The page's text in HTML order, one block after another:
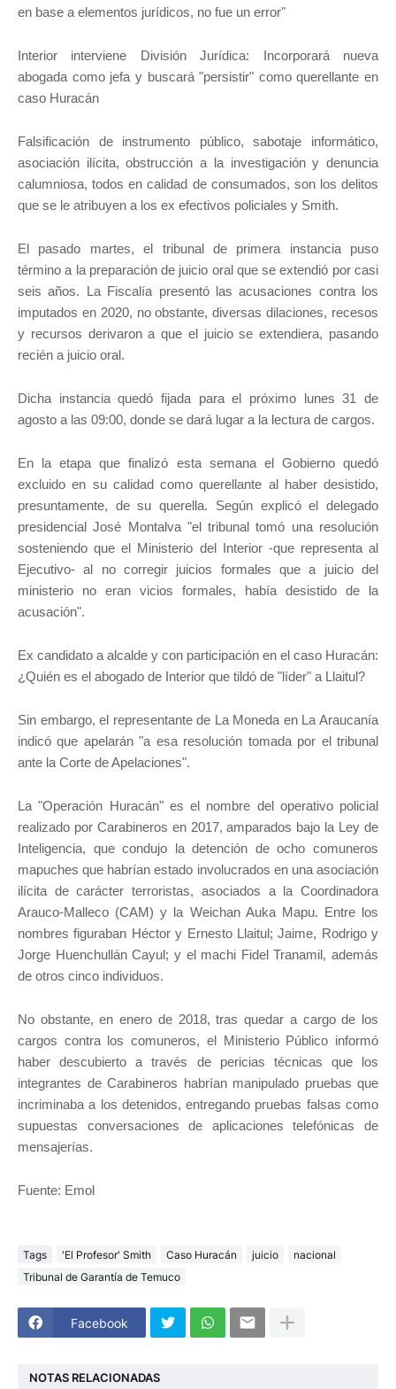
en base a elementos jurídicos, no fue un error"
Interior interviene División Jurídica: Incorporará nueva
abogada como jefa y buscará "persistir" como querellante en
caso Huracán
Falsificación de instrumento público, sabotaje informático,
asociación ilícita, obstrucción a la investigación y denuncia
calumniosa, todos en calidad de consumados, son los delitos
que se le atribuyen a los ex efectivos policiales y Smith.
El pasado martes, el tribunal de primera instancia puso
término a la preparación de juicio oral que se extendió por casi
seis años. La Fiscalía presentó las acusaciones contra los
imputados en 2020, no obstante, diversas dilaciones, recesos
y recursos derivaron a que el juicio se extendiera, pasando
recién a juicio oral.
Dicha instancia quedó fijada para el próximo lunes 31 de
agosto a las 09:00, donde se dará lugar a la lectura de cargos.
En la etapa que finalizó esta semana el Gobierno quedó
excluido en su calidad como querellante al haber desistido,
presuntamente, de su querella. Según explicó el delegado
presidencial José Montalva "el tribunal tomó una resolución
sosteniendo que el Ministerio del Interior -que representa al
Ejecutivo- al no corregir juicios formales que a juicio del
ministerio no eran vicios formales, había desistido de la
acusación".
Ex candidato a alcalde y con participación en el caso Huracán:
¿Quién es el abogado de Interior que tildó de "líder" a Llaitul?
Sin embargo, el representante de La Moneda en La Araucanía
indicó que apelarán "a esa resolución tomada por el tribunal
ante la Corte de Apelaciones".
La "Operación Huracán" es el nombre del operativo policial
realizado por Carabineros en 2017, amparados bajo la Ley de
Inteligencia, que condujo la detención de ocho comuneros
mapuches que habrían estado involucrados en una asociación
ilícita de carácter terroristas, asociados a la Coordinadora
Arauco-Malleco (CAM) y la Weichan Auka Mapu. Entre los
nombres figuraban Héctor y Ernesto Llaitul; Jaime, Rodrigo y
Jorge Huenchullán Cayul; y el machi Fidel Tranamil, además
de otros cinco individuos.
No obstante, en enero de 2018, tras quedar a cargo de los
cargos contra los comuneros, el Ministerio Público informó
haber descubierto a través de pericias técnicas que los
integrantes de Carabineros habrían manipulado pruebas que
incriminaba a los detenidos, entregando pruebas falsas como
supuestas conversaciones de aplicaciones telefónicas de
mensajerías.
Fuente: Emol
Tags 'El Profesor' Smith Caso Huracán juicio
nacional
Tribunal de Garantía de Temuco
Facebook
NOTAS RELACIONADAS